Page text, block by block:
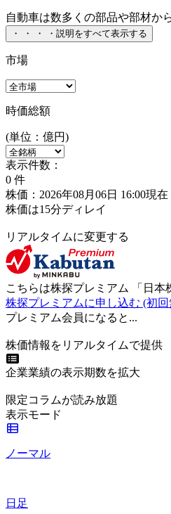
自動車は数多くの部品や部材か
・ ・ ・ ・ 説明をすべて表示する
市場
時価総額
(単位：億円)
表示件数：
0 件
株価：2026年08月06日 16:00現在
株価は15分ディレイ
リアルタイムに変更する
こちらは株探プレミアム 「 日本
株探プレミアムに申し込む (初
プレミアム会員になると...
株価情報をリアルタイムで提供
企業業績の表示期数を拡大
限定コラムが読み放題
表示モード
ノーマル
日足